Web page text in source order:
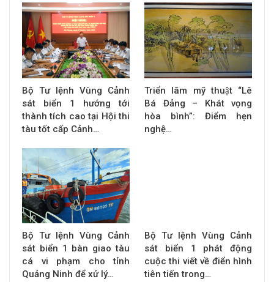
Bộ Tư lệnh Vùng Cảnh
sát biển 1 hướng tới
thành tích cao tại Hội thi
tàu tốt cấp Cảnh…
Triển lãm mỹ thuật “Lê
Bá Đảng – Khát vọng
hòa bình”: Điểm hẹn
nghệ…
Bộ Tư lệnh Vùng Cảnh
sát biển 1 bàn giao tàu
cá vi phạm cho tỉnh
Quảng Ninh để xử lý…
Bộ Tư lệnh Vùng Cảnh
sát biển 1 phát động
cuộc thi viết về điển hình
tiên tiến trong…